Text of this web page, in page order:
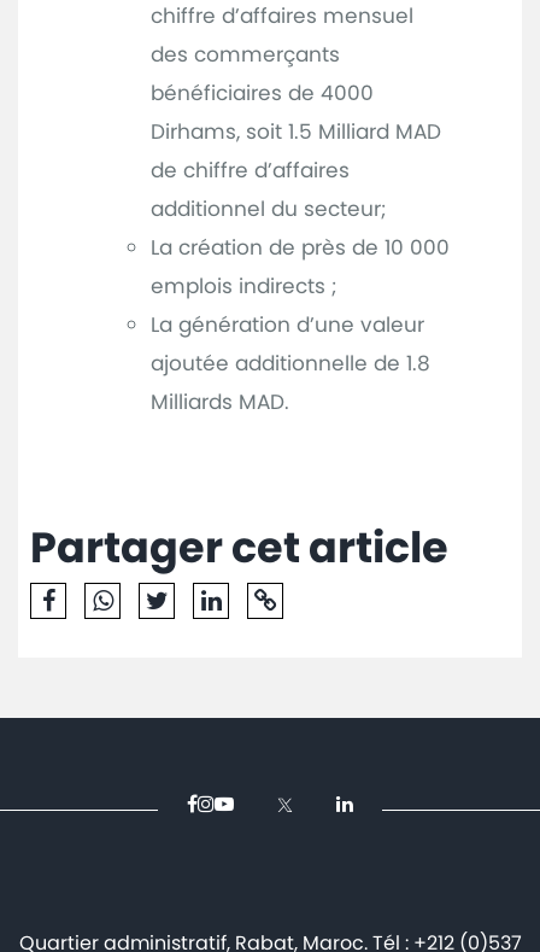
chiffre d’affaires mensuel
des commerçants
bénéficiaires de 4000
Dirhams, soit 1.5 Milliard MAD
de chiffre d’affaires
additionnel du secteur;
La création de près de 10 000
emplois indirects ;
La génération d’une valeur
ajoutée additionnelle de 1.8
Milliards MAD.
Partager cet article
Quartier administratif, Rabat, Maroc. Tél : +212 (0)537